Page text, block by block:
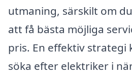
utmaning, särskilt om
att få bästa möjliga
pris. En effektiv strategi
söka efter elektriker i